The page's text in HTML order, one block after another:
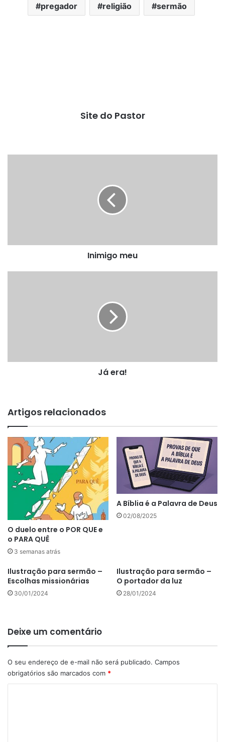
pregador religião sermão
Site do Pastor
Inimigo meu
Já era!
Artigos relacionados
O duelo entre o POR QUE e
o PARA QUÊ
3 semanas atrás
A Bíblia é a Palavra de Deus
02/08/2025
Ilustração para sermão –
Escolhas missionárias
30/01/2024
Ilustração para sermão –
O portador da luz
28/01/2024
Deixe um comentário
O seu endereço de e-mail não será publicado. Campos
obrigatórios são marcados com *